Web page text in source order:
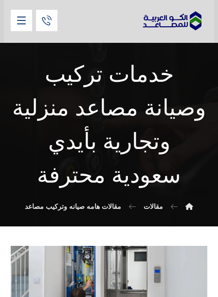
خدمات تركيب
وصيانة مصاعد منزلية
وتجارية بأيدي
سعودية محترفة
مقالات مقالات هامه صيانه وتركيب مصاعد